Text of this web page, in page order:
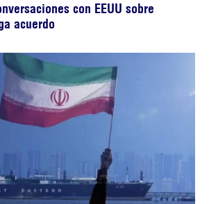
con EEUU sobre
acuerdo